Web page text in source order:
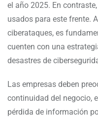
el año 2025. En
usados para este frente.
ciberataques, es
cuenten con una
desastres de
Las empresas deben
continuidad del negocio,
pérdida de información